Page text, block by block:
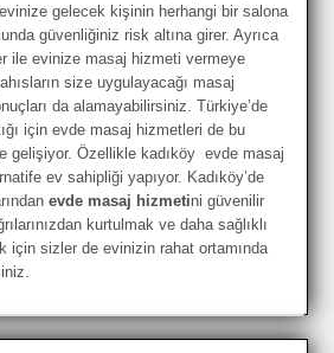
gelecek kişinin herhangi bir salona
güvenliğiniz risk altına girer. Ayrıca
ile evinize masaj hizmeti vermeye
size uygulayacağı masaj
da alamayabilirsiniz. Türkiye’de
için evde masaj hizmetleri de bu
gelişiyor. Özellikle kadıköy evde masaj
ev sahipliği yapıyor. Kadıköy’de
evde masaj hizmetini güvenilir
kurtulmak ve daha sağlıklı
için sizler de evinizin rahat ortamında